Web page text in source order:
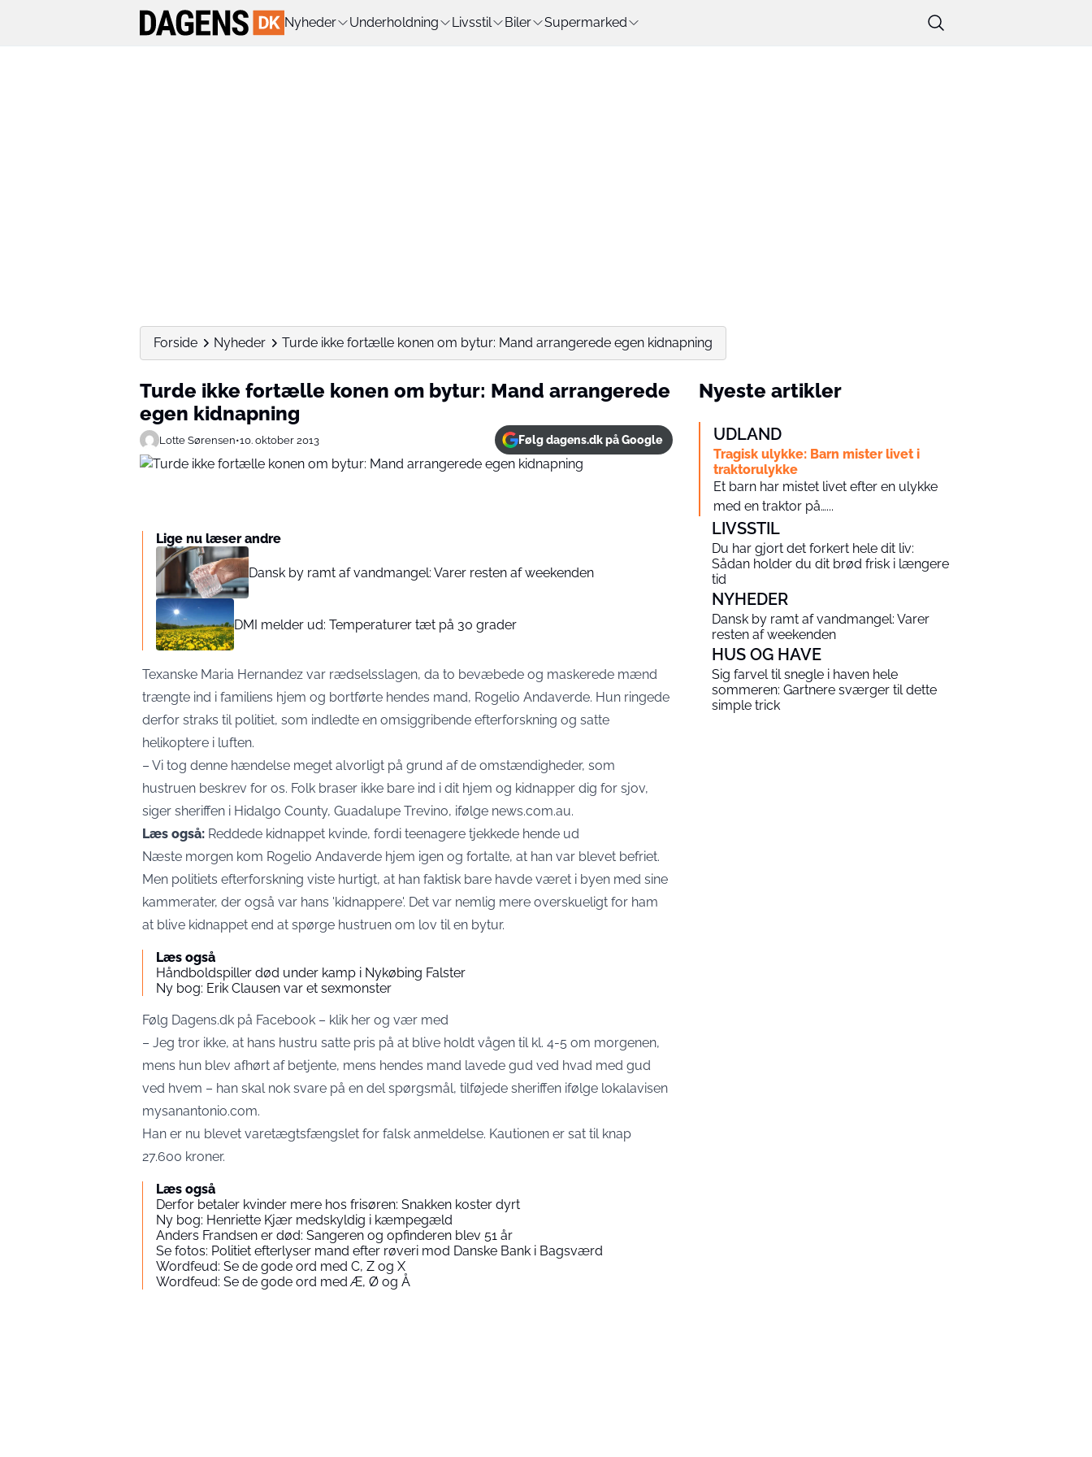
Nyheder Underholdning Livsstil Biler Supermarked
Forside Nyheder Turde ikke fortælle konen om bytur: Mand arrangerede egen kidnapning
Turde ikke fortælle konen om bytur: Mand arrangerede
egen kidnapning
Lotte Sørensen•10. oktober 2013 Følg dagens.dk på Google
Lige nu læser andre
Dansk by ramt af vandmangel: Varer resten af weekenden
DMI melder ud: Temperaturer tæt på 30 grader
Texanske Maria Hernandez var rædselsslagen, da to bevæbede og maskerede mænd
trængte ind i familiens hjem og bortførte hendes mand, Rogelio Andaverde. Hun ringede
derfor straks til politiet, som indledte en omsiggribende efterforskning og satte
helikoptere i luften.
– Vi tog denne hændelse meget alvorligt på grund af de omstændigheder, som
hustruen beskrev for os. Folk braser ikke bare ind i dit hjem og kidnapper dig for sjov,
siger sheriffen i Hidalgo County, Guadalupe Trevino, ifølge news.com.au.
Læs også: Reddede kidnappet kvinde, fordi teenagere tjekkede hende ud
Næste morgen kom Rogelio Andaverde hjem igen og fortalte, at han var blevet befriet.
Men politiets efterforskning viste hurtigt, at han faktisk bare havde været i byen med sine
kammerater, der også var hans 'kidnappere'. Det var nemlig mere overskueligt for ham
at blive kidnappet end at spørge hustruen om lov til en bytur.
Læs også
Håndboldspiller død under kamp i Nykøbing Falster
Ny bog: Erik Clausen var et sexmonster
Følg Dagens.dk på Facebook – klik her og vær med
– Jeg tror ikke, at hans hustru satte pris på at blive holdt vågen til kl. 4-5 om morgenen,
mens hun blev afhørt af betjente, mens hendes mand lavede gud ved hvad med gud
ved hvem – han skal nok svare på en del spørgsmål, tilføjede sheriffen ifølge lokalavisen
mysanantonio.com.
Han er nu blevet varetægtsfængslet for falsk anmeldelse. Kautionen er sat til knap
27.600 kroner.
Læs også
Derfor betaler kvinder mere hos frisøren: Snakken koster dyrt
Ny bog: Henriette Kjær medskyldig i kæmpegæld
Anders Frandsen er død: Sangeren og opfinderen blev 51 år
Se fotos: Politiet efterlyser mand efter røveri mod Danske Bank i Bagsværd
Wordfeud: Se de gode ord med C, Z og X
Wordfeud: Se de gode ord med Æ, Ø og Å
Nyeste artikler
UDLAND
Tragisk ulykke: Barn mister livet i
traktorulykke
Et barn har mistet livet efter en ulykke
med en traktor på…...
LIVSSTIL
Du har gjort det forkert hele dit liv:
Sådan holder du dit brød frisk i længere
tid
NYHEDER
Dansk by ramt af vandmangel: Varer
resten af weekenden
HUS OG HAVE
Sig farvel til snegle i haven hele
sommeren: Gartnere sværger til dette
simple trick